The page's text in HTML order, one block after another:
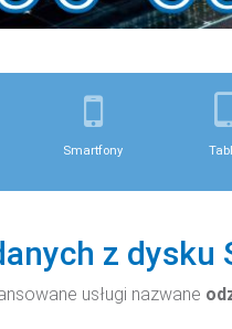
Smartfony
z dysku
usługi nazwane